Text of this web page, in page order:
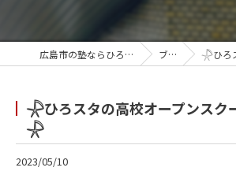
広島市の塾ならひろしまスタディ ブログ 𓇻ひろスタ
𓇻ひろスタの高校オープンスク
𓇻
2023/05/10